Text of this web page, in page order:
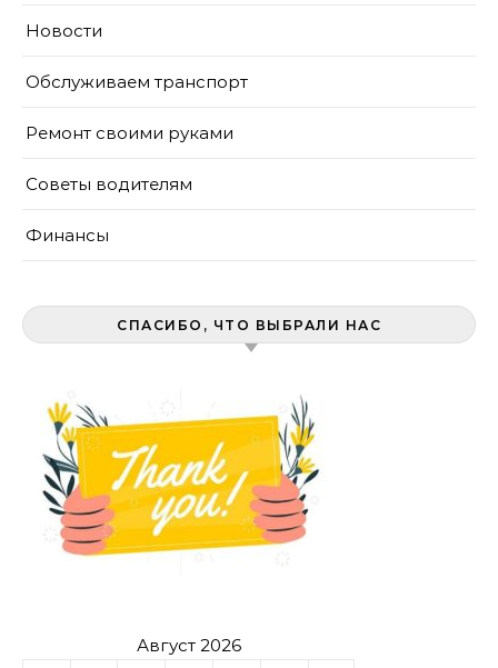
Новости
Обслуживаем транспорт
Ремонт своими руками
Советы водителям
Финансы
СПАСИБО, ЧТО ВЫБРАЛИ НАС
Август 2026